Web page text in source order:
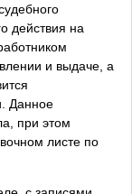
действия на
и выдаче, а
Данное
при этом
листе по